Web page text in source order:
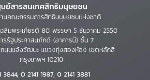
ย์สารสนเทศสิทธิมนุษยชน
นคณะกรรมการสิทธิมนุษยชนแห่งชาติ
ฉลิมพระเกียรติ 80 พรรษา 5 ธันวาคม 2550
รรัฐประศาสนภักดี (อาคารบี) ชั้น 7
นนแจ้งวัฒนะ แขวงทุ่งสองห้อง เขตหลักสี่
กรุงเทพฯ 10210
3844, 0 2141 1987, 0 2141 3881